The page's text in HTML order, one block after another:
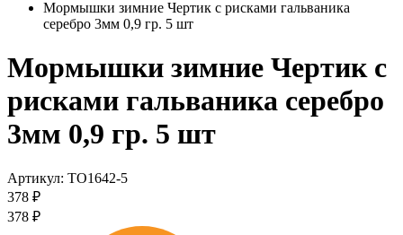
Мормышки зимние Чертик с рисками гальваника
серебро 3мм 0,9 гр. 5 шт
Мормышки зимние Чертик с
рисками гальваника серебро
3мм 0,9 гр. 5 шт
Артикул: TO1642-5
378 ₽
378 ₽